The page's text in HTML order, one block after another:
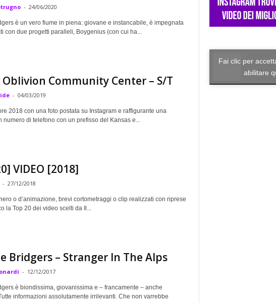
- 24/06/2020
è un vero fiume in piena: giovane e instancabile, è impegnata
con due progetti paralleli, Boygenius (con cui ha...
Community Center – S/T
- 04/03/2019
2018 con una foto postata su Instagram e raffigurante una
numero di telefono con un prefisso del Kansas e...
VIDEO [2018]
- 27/12/2018
o d’animazione, brevi cortometraggi o clip realizzati con riprese
la Top 20 dei video scelti da Il...
Bridgers – Stranger In The Alps
- 12/12/2017
è biondissima, giovanissima e – francamente – anche
informazioni assolutamente irrilevanti. Che non varrebbe
Fai clic per
abilitare